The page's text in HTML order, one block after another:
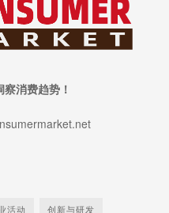
消费趋势！
活动 创新与研发